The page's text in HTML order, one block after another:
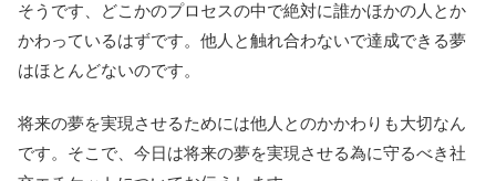
そうです、どこかのプロセスの中で絶対に誰かほかの人とか
かわっているはずです。他人と触れ合わないで達成できる夢
はほとんどないのです。
将来の夢を実現させるためには他人とのかかわりも大切なん
です。そこで、今日は将来の夢を実現させる為に守るべき社